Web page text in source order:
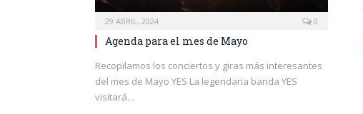
29 ABRIL, 2024 0
Agenda para el mes de Mayo
Recopilamos los conciertos y giras más interesantes
del mes de Mayo YES La legendaria banda YES
visitará…